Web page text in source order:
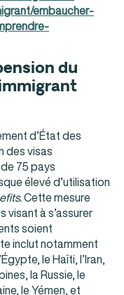
embaucher-
du
d’État des
des visas
75 pays
élevé d’utilisation
Cette mesure
visant à s’assurer
soient
inclut notamment
le Haïti, l’Iran,
la Russie, le
le Yémen, et